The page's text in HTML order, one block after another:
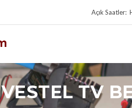
Açık Saatler:
TV